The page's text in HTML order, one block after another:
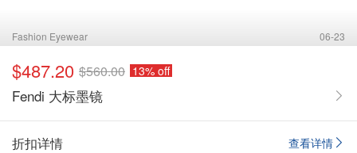
Fashion Eyewear 06-23
$487.20 $560.00 13% off
Fendi 大标墨镜
查看详情
折扣详情